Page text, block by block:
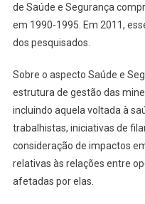
de Saúde e Segurança
em 1990-1995. Em 2011,
dos pesquisados.
Sobre o aspecto Saúde e
estrutura de gestão das
incluindo aquela voltada à
trabalhistas, iniciativas de
consideração de impactos
relativas às relações entre
afetadas por elas.